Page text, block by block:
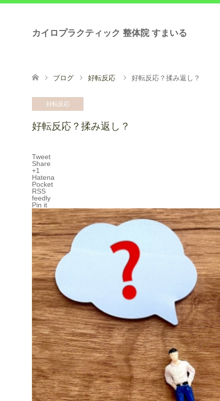
カイロプラクティック 整体院 すまいる
ブログ 好転反応 好転反応？揉み返し？
好転反応
好転反応？揉み返し？
Tweet
Share
+1
Hatena
Pocket
RSS
feedly
Pin it